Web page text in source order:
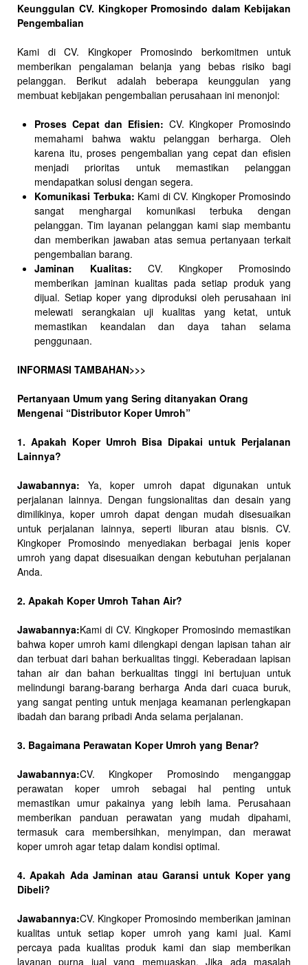
Keunggulan CV. Kingkoper Promosindo dalam Kebijakan
Pengembalian
Kami di CV. Kingkoper Promosindo berkomitmen untuk
memberikan pengalaman belanja yang bebas risiko bagi
pelanggan. Berikut adalah beberapa keunggulan yang
membuat kebijakan pengembalian perusahaan ini menonjol:
Proses Cepat dan Efisien: CV. Kingkoper Promosindo
memahami bahwa waktu pelanggan berharga. Oleh
karena itu, proses pengembalian yang cepat dan efisien
menjadi prioritas untuk memastikan pelanggan
mendapatkan solusi dengan segera.
Komunikasi Terbuka: Kami di CV. Kingkoper Promosindo
sangat menghargai komunikasi terbuka dengan
pelanggan. Tim layanan pelanggan kami siap membantu
dan memberikan jawaban atas semua pertanyaan terkait
pengembalian barang.
Jaminan Kualitas: CV. Kingkoper Promosindo
memberikan jaminan kualitas pada setiap produk yang
dijual. Setiap koper yang diproduksi oleh perusahaan ini
melewati serangkaian uji kualitas yang ketat, untuk
memastikan keandalan dan daya tahan selama
penggunaan.
INFORMASI TAMBAHAN>>>
Pertanyaan Umum yang Sering ditanyakan Orang
Mengenai “Distributor Koper Umroh”
1. Apakah Koper Umroh Bisa Dipakai untuk Perjalanan
Lainnya?
Jawabannya: Ya, koper umroh dapat digunakan untuk
perjalanan lainnya. Dengan fungsionalitas dan desain yang
dimilikinya, koper umroh dapat dengan mudah disesuaikan
untuk perjalanan lainnya, seperti liburan atau bisnis. CV.
Kingkoper Promosindo menyediakan berbagai jenis koper
umroh yang dapat disesuaikan dengan kebutuhan perjalanan
Anda.
2. Apakah Koper Umroh Tahan Air?
Jawabannya:Kami di CV. Kingkoper Promosindo memastikan
bahwa koper umroh kami dilengkapi dengan lapisan tahan air
dan terbuat dari bahan berkualitas tinggi. Keberadaan lapisan
tahan air dan bahan berkualitas tinggi ini bertujuan untuk
melindungi barang-barang berharga Anda dari cuaca buruk,
yang sangat penting untuk menjaga keamanan perlengkapan
ibadah dan barang pribadi Anda selama perjalanan.
3. Bagaimana Perawatan Koper Umroh yang Benar?
Jawabannya:CV. Kingkoper Promosindo menganggap
perawatan koper umroh sebagai hal penting untuk
memastikan umur pakainya yang lebih lama. Perusahaan
memberikan panduan perawatan yang mudah dipahami,
termasuk cara membersihkan, menyimpan, dan merawat
koper umroh agar tetap dalam kondisi optimal.
4. Apakah Ada Jaminan atau Garansi untuk Koper yang
Dibeli?
Jawabannya:CV. Kingkoper Promosindo memberikan jaminan
kualitas untuk setiap koper umroh yang kami jual. Kami
percaya pada kualitas produk kami dan siap memberikan
layanan purna jual yang memuaskan. Jika ada masalah